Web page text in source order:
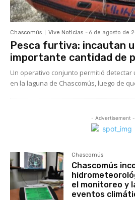
Chascomús Vive Noticias - 6 de agosto de
Pesca furtiva: incautan
importante cantidad de
Un operativo conjunto permitió detectar
en la laguna de Chascomús, luego de
- Advertisement -
Chascomús
Chascomús
el monitoreo y
eventos